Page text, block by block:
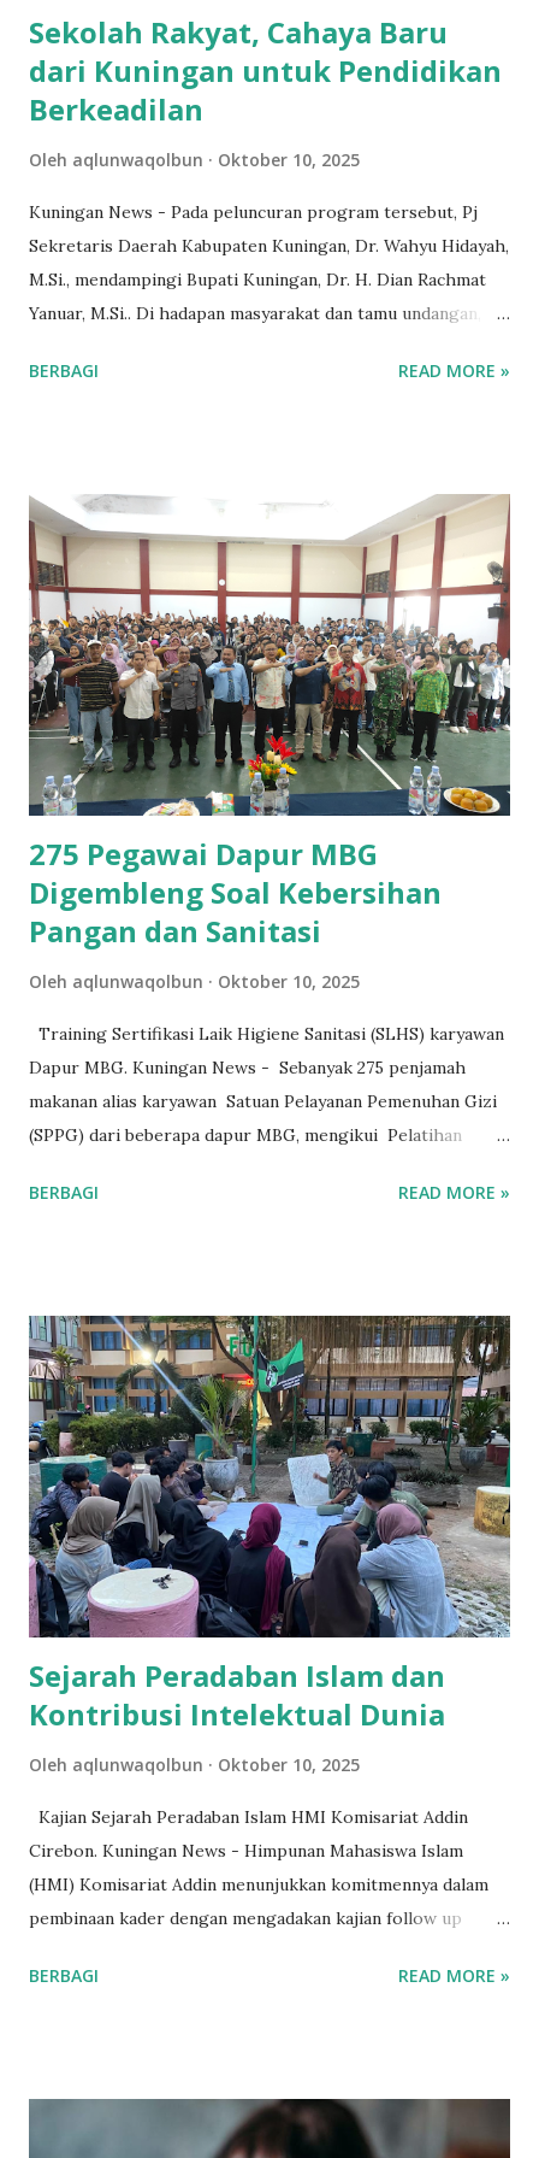
Sekolah Rakyat, Cahaya Baru
dari Kuningan untuk Pendidikan
Berkeadilan
Oleh aqlunwaqolbun Oktober 10, 2025
Kuningan News - Pada peluncuran program tersebut, Pj
Sekretaris Daerah Kabupaten Kuningan, Dr. Wahyu Hidayah,
M.Si., mendampingi Bupati Kuningan, Dr. H. Dian Rachmat
Yanuar, M.Si.. Di hadapan masyarakat dan tamu undangan, Dr.
birokrasi. Menurutnya, kebijakan publik seharusnya tidak
kepedulian yang tumbuh dari hati. Pemerintah hadir bukan
hanya untuk melayani, tetapi untuk menggerakkan harapan.
Ketika kebijakan menyentuh sisi kemanusiaan, di situlah
negara benar-benar hadir,” ujar Dr. Wahyu dengan nada
penuh keteduhan. Sebagai penjabat yang mengoordinasikan
lintas sektor di lingkungan Pemkab Kuningan, Dr. Wahyu
berkomitmen memastikan program sosial dan pendidikan
seperti Sekolah Rakyat berjalan berlandaskan kolaborasi
dan keberlanjutan. Ia menegaskan bahwa keberhasilan
program ini...
BERBAGI READ MORE »
275 Pegawai Dapur MBG
Digembleng Soal Kebersihan
Pangan dan Sanitasi
Oleh aqlunwaqolbun Oktober 10, 2025
Training Sertifikasi Laik Higiene Sanitasi (SLHS) karyawan
Dapur MBG. Kuningan News - Sebanyak 275 penjamah
makanan alias karyawan Satuan Pelayanan Pemenuhan Gizi
(SPPG) dari beberapa dapur MBG, mengikui Pelatihan
Higiene Sanitasi (SLHS) yang diselenggarakan oleh
Kuningan, Jumat (10/10/2025). Kegiatan ini diikuti oleh
peserta dari 10 titik dapur Satuan Pelayanan Pemenuhan
Gizi (SPPG) yang berasal dari 6 yayasan penyelenggara MBG
di Kabupaten Kuningan, mulai dari SPPG Yayasan Pendidikan
Islam Ar-Raswad Dapur Cengal, SPPG Yayasan Pendidikan
Islam Ar-Raswad Dapur Purwasari, SPPG Yayasan
Pendidikan Islam Ar-Raswad Dapur Ciniru, dan SPPG
Yayasan Pendidikan Islam Ar-Raswad Dapur Nusaherang,
dan SPPG Yayasan Pendidikan Islam Ar-Raswad Dapur Si...
BERBAGI READ MORE »
Sejarah Peradaban Islam dan
Kontribusi Intelektual Dunia
Oleh aqlunwaqolbun Oktober 10, 2025
Kajian Sejarah Peradaban Islam HMI Komisariat Addin
Cirebon. Kuningan News - Himpunan Mahasiswa Islam
(HMI) Komisariat Addin menunjukkan komitmennya dalam
pembinaan kader dengan mengadakan kajian follow up
merupakan bagian dari rangkaian penguatan pemahaman
Tema ini dipilih karena merupakan materi pokok yang
BERBAGI READ MORE »